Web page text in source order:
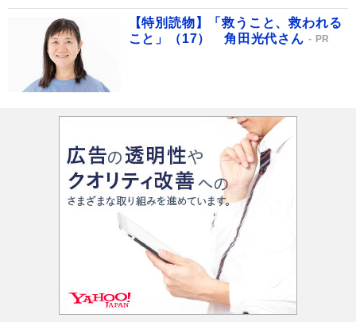
【特別読物】「救うこと、救われる
こと」（17） 角田光代さん
PR